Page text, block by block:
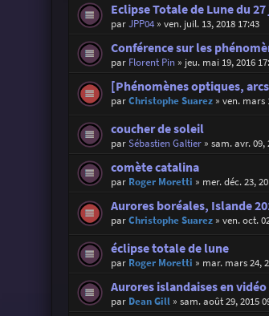
Eclipse Totale de Lune du
parJPP04» ven. juil. 13, 2018 17:43
Conférence sur les
par Florent Pin» jeu. mai 19, 2016
[Phénomènes optiques,
parChristophe Suarez» ven. mars
coucher de soleil
parSébastien Galtier» sam. avr. 09,
comète catalina
par Roger Moretti » mer. déc. 23,
Aurores boréales, Islande
parChristophe Suarez» ven. oct.
éclipse totale de lune
par Roger Moretti » mar. mars 24,
Aurores islandaises en
par Dean Gill» sam. août 29, 2015